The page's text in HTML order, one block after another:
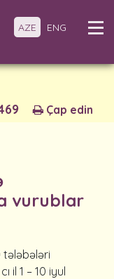
AZE ENG
Çap edin
vurublar
tələbələri
il 1 – 10 iyul